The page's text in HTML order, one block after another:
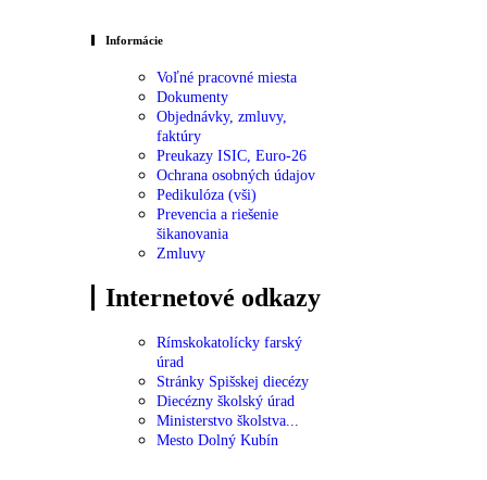
Informácie
Voľné pracovné miesta
Dokumenty
Objednávky, zmluvy,
faktúry
Preukazy ISIC, Euro-26
Ochrana osobných údajov
Pedikulóza (vši)
Prevencia a riešenie
šikanovania
Zmluvy
Internetové odkazy
Rímskokatolícky farský
úrad
Stránky Spišskej diecézy
Diecézny školský úrad
Ministerstvo školstva...
Mesto Dolný Kubín